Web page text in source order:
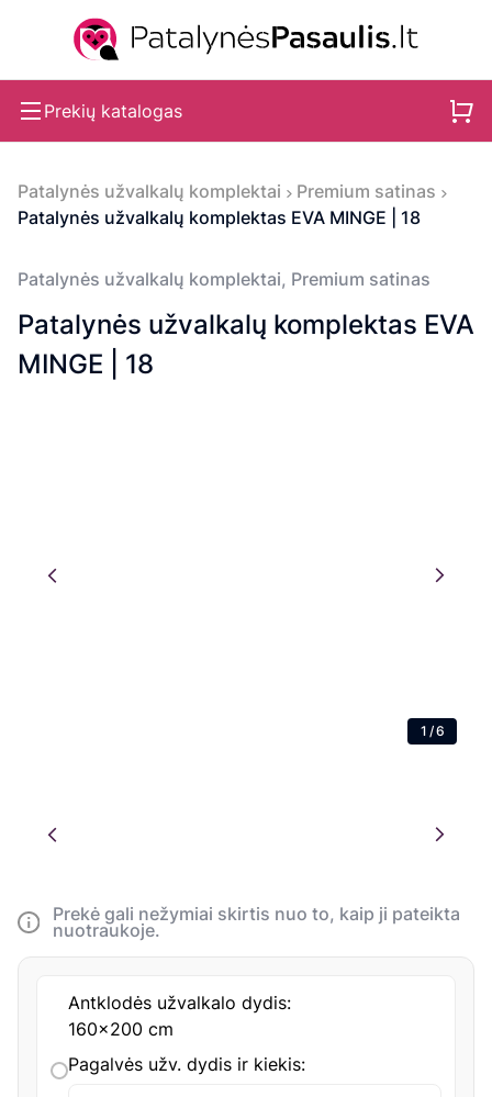
Prekių katalogas
Patalynės užvalkalų komplektai
Premium satinas
Patalynės užvalkalų komplektas EVA MINGE | 18
Patalynės užvalkalų komplektai, Premium satinas
Patalynės užvalkalų komplektas EVA
MINGE | 18
1 /6
Prekė gali nežymiai skirtis nuo to, kaip ji pateikta
nuotraukoje.
Antklodės užvalkalo dydis:
160x200 cm
Pagalvės užv. dydis ir kiekis: